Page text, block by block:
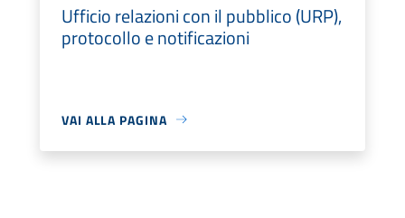
Ufficio relazioni con il pubblico (URP),
protocollo e notificazioni
VAI ALLA PAGINA